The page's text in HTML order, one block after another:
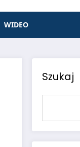
WIDEO
Szukaj